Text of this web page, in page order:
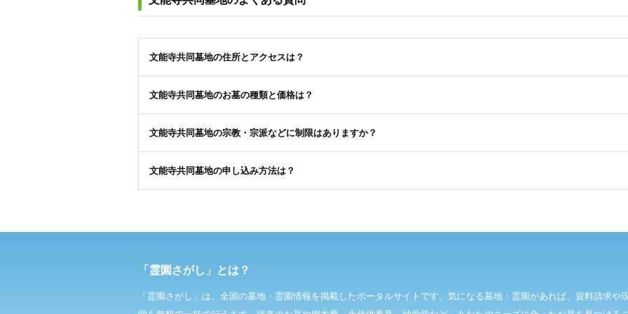
文能寺共同墓地の住所とアクセスは？
文能寺共同墓地のお墓の種類と価格は？
文能寺共同墓地の宗教・宗派などに制限はありますか？
文能寺共同墓地の申し込み方法は？
「霊園さがし」とは？
「霊園さがし」は、全国の墓地・霊園情報を掲載したポータルサイトです。気になる墓地・霊園があれば、資料請求や